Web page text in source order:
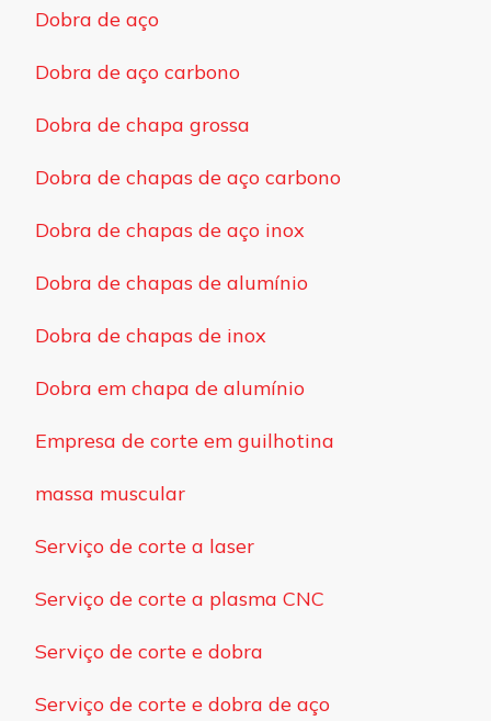
Dobra de aço
Dobra de aço carbono
Dobra de chapa grossa
Dobra de chapas de aço carbono
Dobra de chapas de aço inox
Dobra de chapas de alumínio
Dobra de chapas de inox
Dobra em chapa de alumínio
Empresa de corte em guilhotina
massa muscular
Serviço de corte a laser
Serviço de corte a plasma CNC
Serviço de corte e dobra
Serviço de corte e dobra de aço